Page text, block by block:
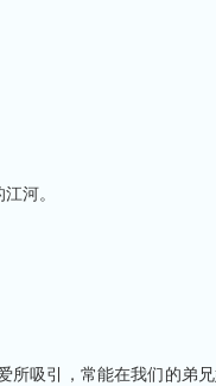
河。
吸引，常能在我们的弟